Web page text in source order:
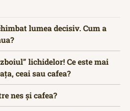
lumea decisiv. Cum a
lichidelor! Ce este mai
ceai sau cafea?
nes și cafea?